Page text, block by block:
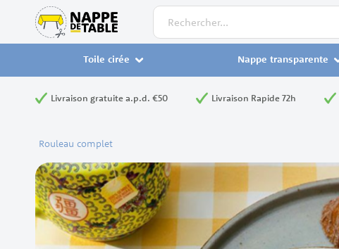
Rechercher
Toile cirée Nappe transparente
Livraison gratuite a.p.d. €50 Livraison Rapide 72h
Rouleau complet
Skip
to
the
end
of